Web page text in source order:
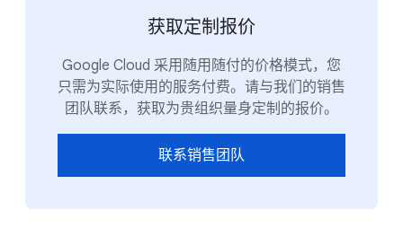
获取定制报价
Google Cloud 采用随用随付的价格模式，您
只需为实际使用的服务付费。请与我们的销售
团队联系，获取为贵组织量身定制的报价。
联系销售团队